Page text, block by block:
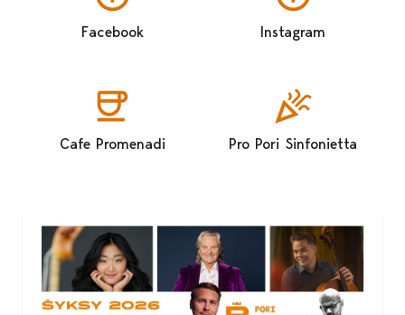
Facebook Instagram
Cafe Promenadi Pro Pori Sinfonietta